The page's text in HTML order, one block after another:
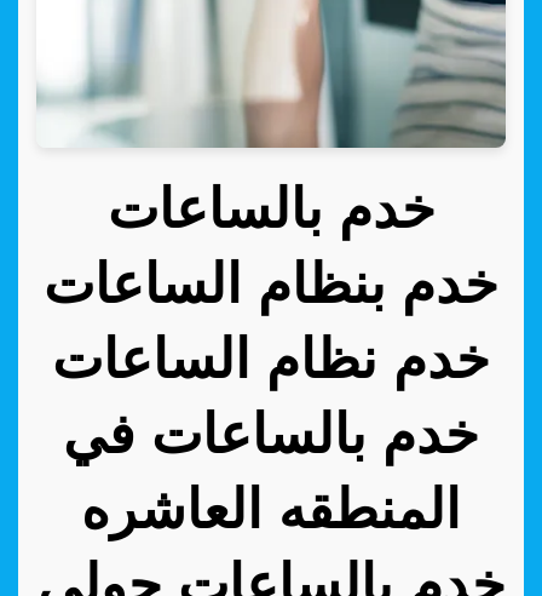
خدم بالساعات
خدم بنظام الساعات
خدم نظام الساعات
خدم بالساعات في
المنطقه العاشره